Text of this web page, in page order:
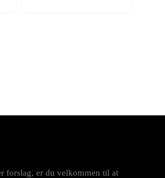
forslag, er du velkommen til at